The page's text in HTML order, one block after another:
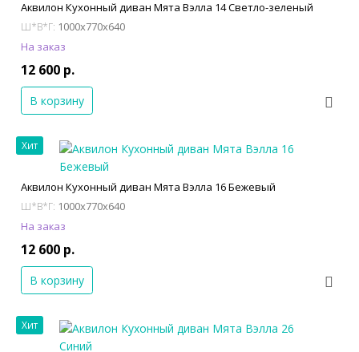
Аквилон Кухонный диван Мята Вэлла 14 Светло-зеленый
Ш*В*Г: 1000x770x640
На заказ
12 600 р.
В корзину
Хит
Аквилон Кухонный диван Мята Вэлла 16 Бежевый
Ш*В*Г: 1000x770x640
На заказ
12 600 р.
В корзину
Хит